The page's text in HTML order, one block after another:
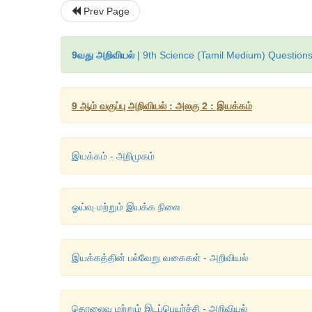
Prev Page
9வது அறிவியல் | 9th Science (Tamil Medium)
9 ஆம் வகுப்பு அறிவியல் : அலகு 2 : இயக்கம்
இயக்கம் - அறிமுகம்
ஓய்வு மற்றும் இயக்க நிலை
இயக்கத்தின் பல்வேறு வகைகள் - அறிவியல்
தொலைவு மற்றும் இடப்பெயர்ச்சி - அறிவியல்